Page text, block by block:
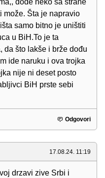
dođe neko sa strane
može. Šta je napravio
samo bitno je uništiti
u BiH.To je ta
da što lakše i brže dođu
ide naruku i ova trojka
nije ni deset posto
BiH prste sebi
Odgovori
17.08.24. 11:19
drzavi zive Srbi i